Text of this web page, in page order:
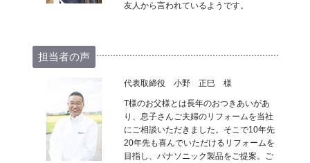
友人から言われているようです。
担当者の声
代表取締役 小野 正巳 様
T様のお父様とは長年のおつきあいがあ
り、息子さんご夫婦のリフォームを当社
にご相談いただきました。そこで10年先
20年先も喜んでいただけるリフォームを
目指し、パナソニック製品をご提案。ご